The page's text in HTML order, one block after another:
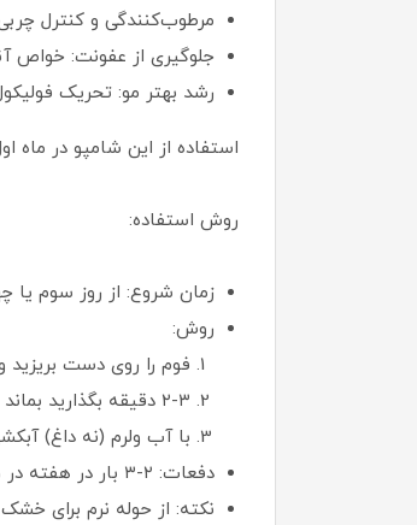
مرطوب‌کنندگی و کنترل
جلوگیری از عفونت: خواص
رشد بهتر مو: تحریک
استفاده از این شامپو در ماه اول پس از کاشت، خطر
روش استفاده:
زمان شروع: از روز سوم
روش:
فوم را روی دست بریزید
۲-۳ دقیقه بگذارید بماند تا مواد جذب شوند.
با آب ولرم (نه داغ)
دفعات: ۲-۳ بار در هفته در هفته اول، سپس روزانه اگر لازم باشد.
نکته: از حوله نرم برای خشک کردن